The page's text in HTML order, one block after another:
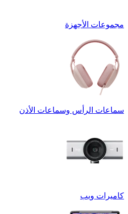
مجموعات الأجهزة
سماعات الرأس وسماعات الأذن
كاميرات ويب